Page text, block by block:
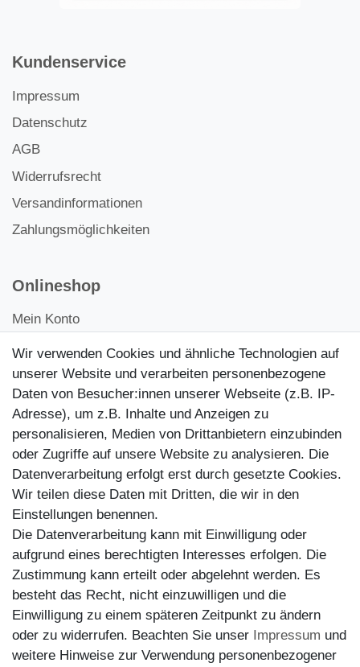
Kundenservice
Impressum
Datenschutz
AGB
Widerrufsrecht
Versandinformationen
Zahlungsmöglichkeiten
Onlineshop
Mein Konto
Kontakt
Kundenretouren
Reparaturservice
Zahlungsarten
Wir verwenden Cookies und ähnliche Technologien auf
unserer Website und verarbeiten personenbezogene
Daten von Besucher:innen unserer Webseite (z.B. IP-
Adresse), um z.B. Inhalte und Anzeigen zu
personalisieren, Medien von Drittanbietern einzubinden
oder Zugriffe auf unsere Website zu analysieren. Die
Datenverarbeitung erfolgt erst durch gesetzte Cookies.
Wir teilen diese Daten mit Dritten, die wir in den
Einstellungen benennen.
Die Datenverarbeitung kann mit Einwilligung oder
aufgrund eines berechtigten Interesses erfolgen. Die
Zustimmung kann erteilt oder abgelehnt werden. Es
besteht das Recht, nicht einzuwilligen und die
Einwilligung zu einem späteren Zeitpunkt zu ändern
oder zu widerrufen. Beachten Sie unser Impressum und
weitere Hinweise zur Verwendung personenbezogener